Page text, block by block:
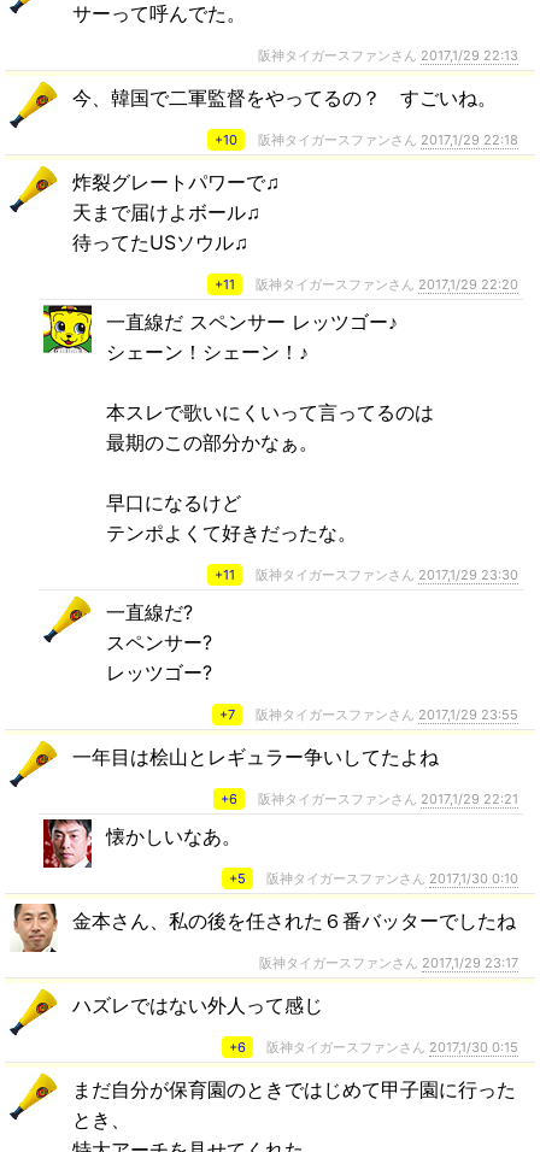
サーって呼んでた。
阪神タイガースファンさん 2017,1/29 22:13
今、韓国で二軍監督をやってるの？ すごいね。
+10 阪神タイガースファンさん 2017,1/29 22:18
炸裂グレートパワーで♫
天まで届けよボール♫
待ってたUSソウル♫
+11 阪神タイガースファンさん 2017,1/29 22:20
一直線だ スペンサー レッツゴー♪
シェーン！シェーン！♪
本スレで歌いにくいって言ってるのは
最期のこの部分かなぁ。
早口になるけど
テンポよくて好きだったな。
+11 阪神タイガースファンさん 2017,1/29 23:30
一直線だ?
スペンサー?
レッツゴー?
+7 阪神タイガースファンさん 2017,1/29 23:55
一年目は桧山とレギュラー争いしてたよね
+6 阪神タイガースファンさん 2017,1/29 22:21
懐かしいなあ。
+5 阪神タイガースファンさん 2017,1/30 0:10
金本さん、私の後を任された６番バッターでしたね
阪神タイガースファンさん 2017,1/29 23:17
ハズレではない外人って感じ
+6 阪神タイガースファンさん 2017,1/30 0:15
まだ自分が保育園のときではじめて甲子園に行った
とき、